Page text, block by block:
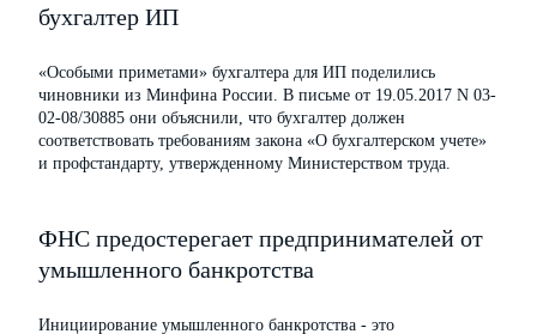
бухгалтер ИП
«Особыми приметами» бухгалтера для ИП поделились
чиновники из Минфина России. В письме от 19.05.2017 N 03-
02-08/30885 они объяснили, что бухгалтер должен
соответствовать требованиям закона «О бухгалтерском учете»
и профстандарту, утвержденному Министерством труда.
ФНС предостерегает предпринимателей от
умышленного банкротства
Инициирование умышленного банкротства - это